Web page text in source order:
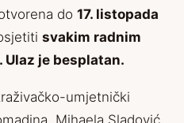
do 17. listopada
svakim radnim
Ulaz je besplatan.
umjetnički
Mihaela Sladović,